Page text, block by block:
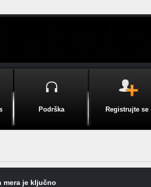
Podrška Registrujte se
mera je ključno